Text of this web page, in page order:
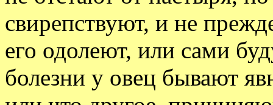
свирепствуют, и не
его одолеют, или сами
болезни у овец бывают